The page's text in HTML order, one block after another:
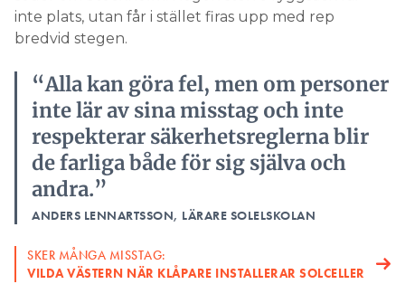
inte plats, utan får i stället firas upp med rep
bredvid stegen.
“Alla kan göra fel, men om personer
inte lär av sina misstag och inte
respekterar säkerhetsreglerna blir
de farliga både för sig själva och
andra.”
ANDERS LENNARTSSON, LÄRARE SOLELSKOLAN
SKER MÅNGA MISSTAG:
VILDA VÄSTERN NÄR KLÅPARE INSTALLERAR SOLCELLER